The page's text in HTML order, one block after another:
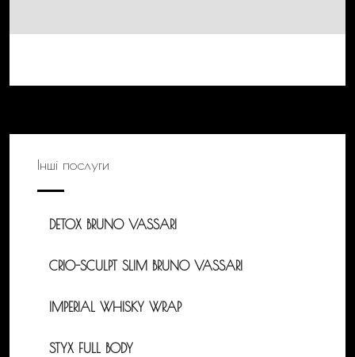
Інші послуги
DETOX BRUNO VASSARI
CRIO-SCULPT SLIM BRUNO VASSARI
IMPERIAL WHISKY WRAP
STYX FULL BODY